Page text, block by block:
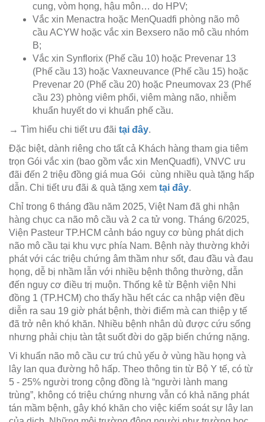
cung, vòm họng, hậu môn… do HPV;
Vắc xin Menactra hoặc MenQuadfi phòng não mô
cầu ACYW hoặc vắc xin Bexsero não mô cầu nhóm
B;
Vắc xin Synflorix (Phế cầu 10) hoặc Prevenar 13
(Phế cầu 13) hoặc Vaxneuvance (Phế cầu 15) hoặc
Prevenar 20 (Phế cầu 20) hoặc Pneumovax 23 (Phế
cầu 23) phòng viêm phổi, viêm màng não, nhiễm
khuẩn huyết do vi khuẩn phế cầu.
→ Tìm hiểu chi tiết ưu đãi tại đây.
Đặc biệt, dành riêng cho tất cả Khách hàng tham gia tiêm
trọn Gói vắc xin (bao gồm vắc xin MenQuadfi), VNVC ưu
đãi đến 2 triệu đồng giá mua Gói cùng nhiều quà tặng hấp
dẫn. Chi tiết ưu đãi & quà tặng xem tại đây.
Chỉ trong 6 tháng đầu năm 2025, Việt Nam đã ghi nhận
hàng chục ca não mô cầu và 2 ca tử vong. Tháng 6/2025,
Viện Pasteur TP.HCM cảnh báo nguy cơ bùng phát dịch
não mô cầu tại khu vực phía Nam. Bệnh này thường khởi
phát với các triệu chứng âm thầm như sốt, đau đầu và đau
họng, dễ bị nhầm lẫn với nhiều bệnh thông thường, dẫn
đến nguy cơ điều trị muộn. Thống kê từ Bệnh viện Nhi
đồng 1 (TP.HCM) cho thấy hầu hết các ca nhập viện đều
diễn ra sau 19 giờ phát bệnh, thời điểm mà can thiệp y tế
đã trở nên khó khăn. Nhiều bệnh nhân dù được cứu sống
nhưng phải chịu tàn tật suốt đời do gặp biến chứng nặng.
Vi khuẩn não mô cầu cư trú chủ yếu ở vùng hầu họng và
lây lan qua đường hô hấp. Theo thông tin từ Bộ Y tế, có từ
5 - 25% người trong cộng đồng là “người lành mang
trùng”, không có triệu chứng nhưng vẫn có khả năng phát
tán mầm bệnh, gây khó khăn cho việc kiểm soát sự lây lan